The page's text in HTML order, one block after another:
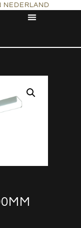
NEDERLAND